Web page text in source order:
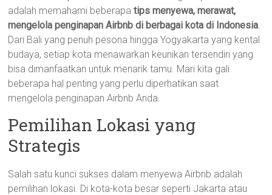
adalah memahami beberapatips menyewa, merawat,
mengelola penginapan Airbnb di berbagai kota di Indonesia.
Dari Bali yang penuh pesona hingga Yogyakarta yang kental
budaya, setiap kota menawarkan keunikan tersendiri yang
bisa dimanfaatkan untuk menarik tamu. Mari kita gali
beberapa hal penting yang perlu diperhatikan saat
mengelola penginapan Airbnb Anda.
Pemilihan Lokasi yang
Strategis
Salah satu kunci sukses dalam menyewa Airbnb adalah
pemilihan lokasi. Di kota-kota besar seperti Jakarta atau